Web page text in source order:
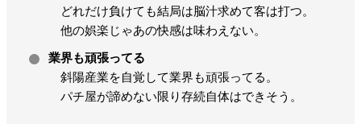
どれだけ負けても結局は脳汁求めて客は打つ。
他の娯楽じゃあの快感は味わえない。
業界も頑張ってる
斜陽産業を自覚して業界も頑張ってる。
パチ屋が諦めない限り存続自体はできそう。